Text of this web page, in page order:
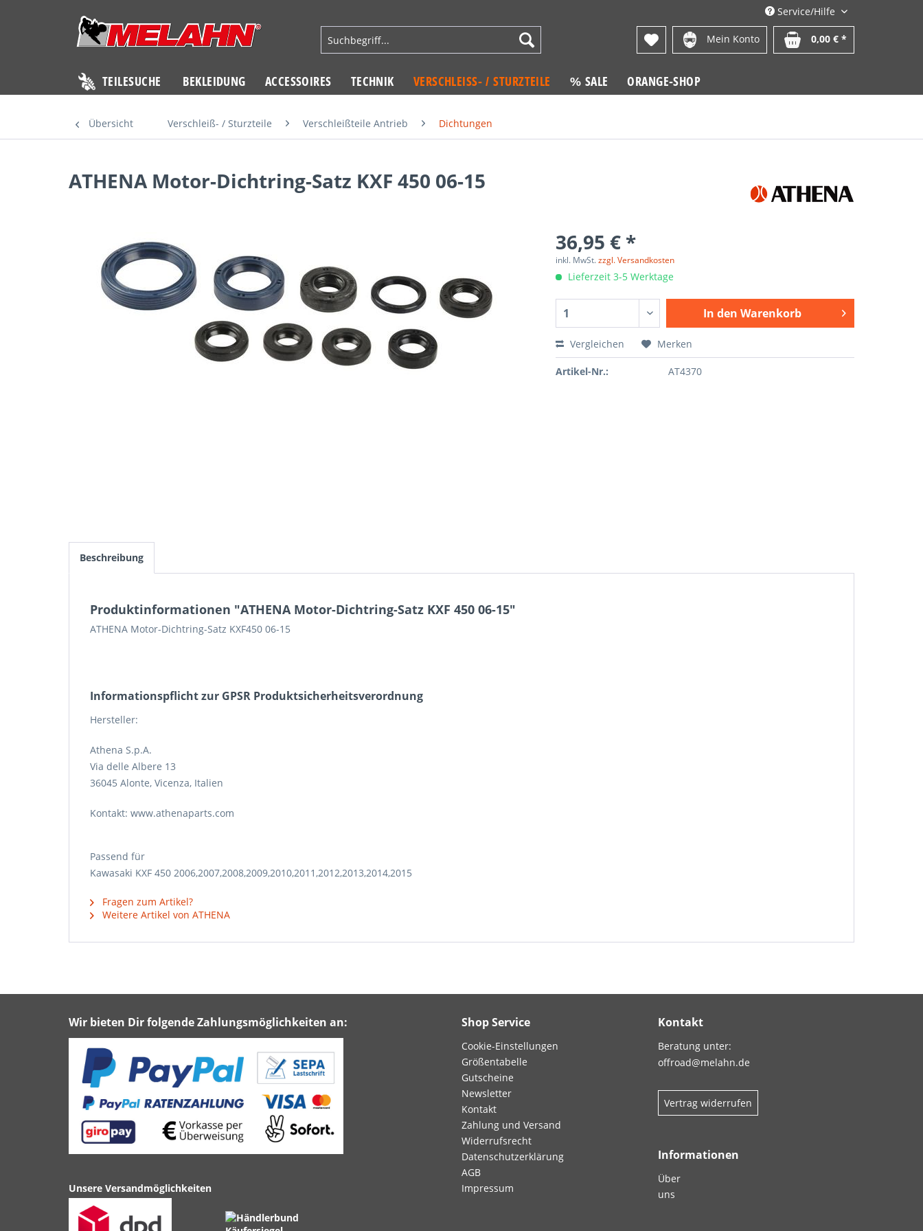
Service/Hilfe
Mein Konto 0,00 € *
TEILESUCHE BEKLEIDUNG ACCESSOIRES TECHNIK VERSCHLEISS- / STURZTEILE % SALE ORANGE-SHOP
Übersicht Verschleiß- / Sturzteile Verschleißteile Antrieb Dichtungen
ATHENA Motor-Dichtring-Satz KXF 450 06-15
36,95 € *
inkl. MwSt.zzgl. Versandkosten
Lieferzeit 3-5 Werktage
In den Warenkorb
Vergleichen Merken
Artikel-Nr.: AT4370
Beschreibung
Produktinformationen "ATHENA Motor-Dichtring-Satz KXF 450 06-15"
ATHENA Motor-Dichtring-Satz KXF450 06-15
Informations­pflicht zur GPSR Produktsicherheits­verordnung
Hersteller:
Athena S.p.A.
Via delle Albere 13
36045 Alonte, Vicenza, Italien
Kontakt: www.athenaparts.com
Passend für
Kawasaki KXF 450 2006,2007,2008,2009,2010,2011,2012,2013,2014,2015
Fragen zum Artikel?
Weitere Artikel von ATHENA
Wir bieten Dir folgende Zahlungsmöglichkeiten an:
Unsere Versandmöglichkeiten
Shop Service
Cookie-Einstellungen
Größentabelle
Gutscheine
Newsletter
Kontakt
Zahlung und Versand
Widerrufsrecht
Datenschutzerklärung
AGB
Impressum
Kontakt
Beratung unter:
offroad@melahn.de
Vertrag widerrufen
Informationen
Über
uns